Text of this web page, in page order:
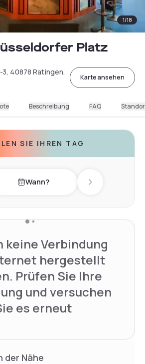
1/18
Platz
40878 Ratingen,
Karte ansehen
Beschreibung FAQ
SIE IHREN TAG
day Wann? Next day
keine Verbindung
hergestellt
Prüfen Sie Ihre
und versuchen
es erneut
der Nähe